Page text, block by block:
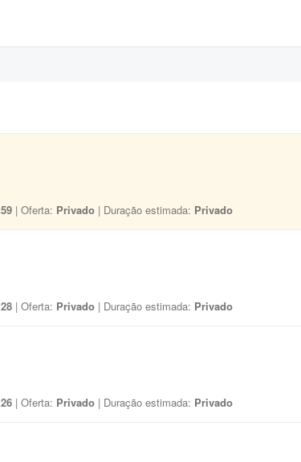
| Oferta: Privado | Duração estimada: Privado
| Oferta: Privado | Duração estimada: Privado
| Oferta: Privado | Duração estimada: Privado